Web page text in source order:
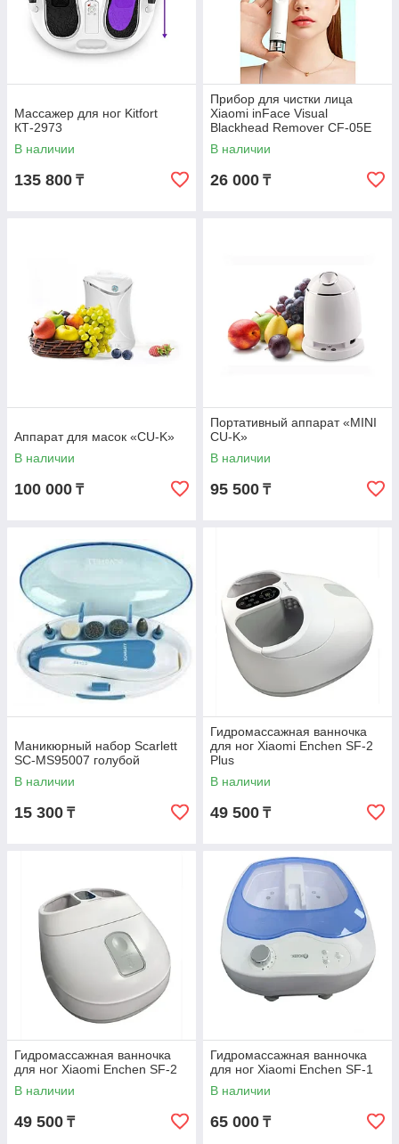
Массажер для ног Kitfort
КТ-2973
В наличии
135 800 ₸
Прибор для чистки лица
Xiaomi inFace Visual
Blackhead Remover CF-05E
В наличии
26 000 ₸
Аппарат для масок «CU-K»
В наличии
100 000 ₸
Портативный аппарат «MINI
CU-K»
В наличии
95 500 ₸
Маникюрный набор Scarlett
SC-MS95007 голубой
В наличии
15 300 ₸
Гидромассажная ванночка
для ног Xiaomi Enchen SF-2
Plus
В наличии
49 500 ₸
Гидромассажная ванночка
для ног Xiaomi Enchen SF-2
В наличии
49 500 ₸
Гидромассажная ванночка
для ног Xiaomi Enchen SF-1
В наличии
65 000 ₸